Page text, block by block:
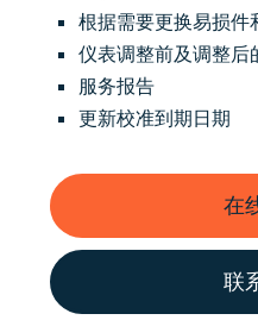
根据需要更换易损件
仪表调整前及调整后
服务报告
更新校准到期日期
在
联